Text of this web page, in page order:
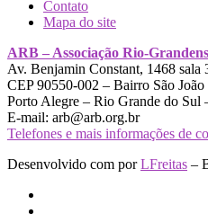
Contato
Mapa do site
ARB – Associação Rio-
Av. Benjamin Constant, 1468 sala
CEP 90550-002 – Bairro São João
Porto Alegre – Rio Grande do Sul
E-mail: arb@arb.org.br
Telefones e mais informações de
Desenvolvido com porLFreitas –